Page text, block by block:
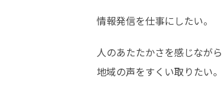
情報発信を仕事にしたい。
人のあたたかさを感じながら
地域の声をすくい取りたい。